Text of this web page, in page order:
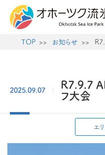
TOP お知らせ
2025.09.07
R7.9.7
フ大会
エ